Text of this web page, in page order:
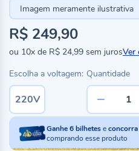
Imagem meramente ilustrativa
R$ 249,90
ou 10x de R$ 24,99 sem jurosVer
Escolha a voltagem:
220V
Quantidade
Ganhe6bilheteseconcorra
comprando esse produto